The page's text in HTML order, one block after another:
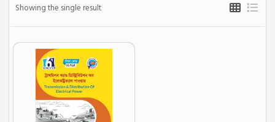
Showing the single result